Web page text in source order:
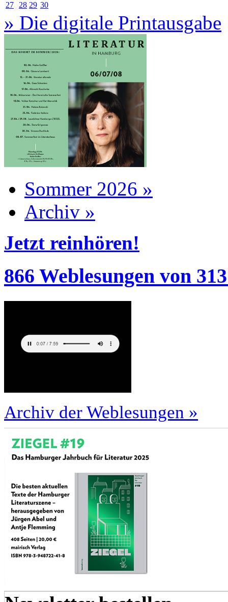
27
28 29 30
» Die digitale Printausgabe
Sommer 2026 »
Archiv »
Jetzt reinhören!
866 Weblesungen von
Archiv der Weblesungen »